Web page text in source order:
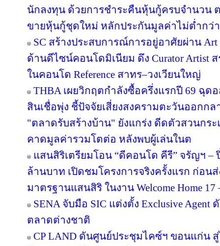
นักลงทุน ด้วยการชำระคืนหุ้นกู้ครบจำนวน
ขายหุ้นกู้ชุดใหม่ หลักประกันมูลค่าไม่ต่ำกว่า
SC สร้างประสบการณ์การอยู่อาศัยผ่าน Art
ด้านดีไซน์คอนโดมิเนียม ดึง Curator Artist
ในคอนโด Reference สาทร–วงเวียนใหญ่
THBA เผยวิกฤตกำลังซื้อครึ่งแรกปี 69 ฉุด
สินเชื่อพุ่ง ชี้ปัจจัยเสี่ยงสงครามตะวันออกก
"ตลาดรับสร้างบ้าน" ยังแกร่ง ดีดตัวสวนกร
คาดมูลค่ารวมโตต่อ หลังพบผู้เล่นในต
แสนสิริเตรียมโอน “ดีคอนโด คีรี” จรัญฯ –
ล้านบาท เปิดชมโครงการจริงครั้งแรก ก่อ
มาตรฐานแสนสิริ ในงาน Welcome Home 17
SENA จับมือ SIC แต่งตั้ง Exclusive Agent
ตลาดต่างชาติ
CP LAND ดันศูนย์ประชุมไคซ์ฯ ขอนแก่น